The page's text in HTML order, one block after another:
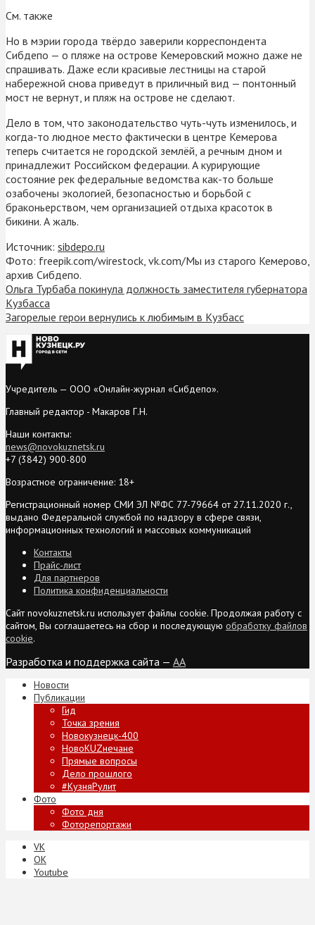
См. также
Но в мэрии города твёрдо заверили корреспондента
Сибдепо — о пляже на острове Кемеровский можно даже не
спрашивать. Даже если красивые лестницы на старой
набережной снова приведут в приличный вид — понтонный
мост не вернут, и пляж на острове не сделают.
Дело в том, что законодательство чуть-чуть изменилось, и
когда-то людное место фактически в центре Кемерова
теперь считается не городской землёй, а речным дном и
принадлежит Российском федерации. А курирующие
состояние рек федеральные ведомства как-то больше
озабочены экологией, безопасностью и борьбой с
браконьерством, чем организацией отдыха красоток в
бикини. А жаль.
Источник: sibdepo.ru
Фото: freepik.com/wirestock, vk.com/Мы из старого Кемерово,
архив Сибдепо.
Ольга Турбаба покинула должность заместителя губернатора
Кузбасса
Загорелые герои вернулись к любимым в Кузбасс
Учредитель — ООО «Онлайн-журнал «Сибдепо».
Главный редактор - Макаров Г.Н.
Наши контакты:
news@novokuznetsk.ru
+7 (3842) 900-800
Возрастное ограничение: 18+
Регистрационный номер СМИ ЭЛ №ФС 77-79664 от 27.11.2020 г.,
выдано Федеральной службой по надзору в сфере связи,
информационных технологий и массовых коммуникаций
Контакты
Прайс-лист
Для партнеров
Политика конфиденциальности
Сайт novokuznetsk.ru использует файлы cookie. Продолжая работу с
сайтом, Вы соглашаетесь на сбор и последующую обработку файлов
cookie.
Разработка и поддержка сайта — AA
Новости
Публикации
Гид
Точка зрения
Новокузнецк-400
НовоKUZнечане
Прямые вопросы
Дело прошлого
#КузняРулит
Фото
Фото дня
Фоторепортажи
VK
ОК
Youtube